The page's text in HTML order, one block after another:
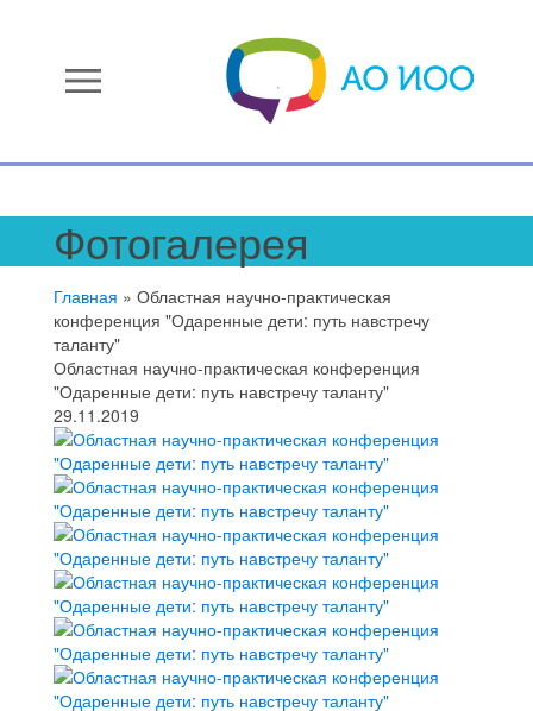
menu
Фотогалерея
Главная » Областная научно-практическая
конференция "Одаренные дети: путь навстречу
таланту"
Областная научно-практическая конференция
"Одаренные дети: путь навстречу таланту"
29.11.2019